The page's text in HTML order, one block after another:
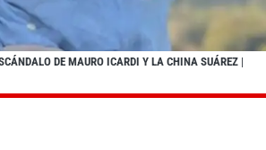
DE MAURO ICARDI Y LA CHINA SUÁREZ |